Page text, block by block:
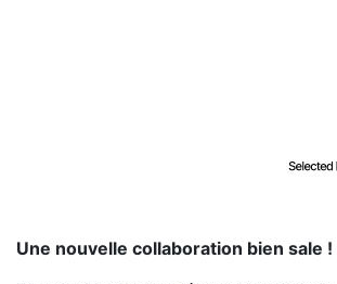
Une nouvelle collaboration bien sale !